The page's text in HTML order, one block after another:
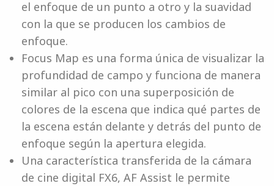
el enfoque de un punto a otro y la suavidad
con la que se producen los cambios de
enfoque.
Focus Map es una forma única de visualizar la
profundidad de campo y funciona de manera
similar al pico con una superposición de
colores de la escena que indica qué partes de
la escena están delante y detrás del punto de
enfoque según la apertura elegida.
Una característica transferida de la cámara
de cine digital FX6, AF Assist le permite